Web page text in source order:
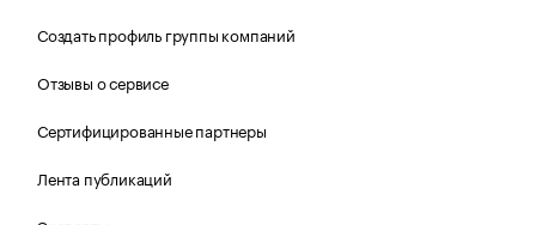
Создать профиль группы компаний
Отзывы о сервисе
Сертифицированные партнеры
Лента публикаций